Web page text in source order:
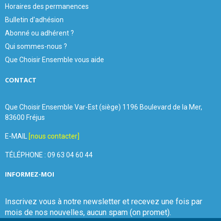
Horaires des permanences
Bulletin d'adhésion
Abonné ou adhérent ?
Qui sommes-nous ?
Que Choisir Ensemble vous aide
CONTACT
Que Choisir Ensemble Var-Est (siège) 1196 Boulevard de la Mer,
83600 Fréjus
E-MAIL [nous contacter]
TÉLÉPHONE : 09 63 04 60 44
INFORMEZ-MOI
Inscrivez vous à notre newsletter et recevez une fois par
mois de nos nouvelles, aucun spam (on promet).